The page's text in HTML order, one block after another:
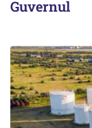
Guvernul